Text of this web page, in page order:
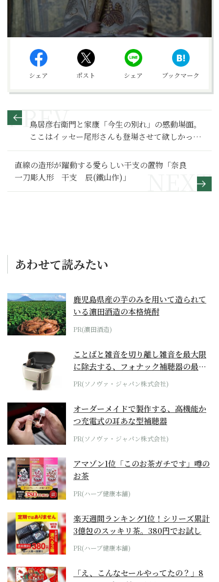
シェア ポスト シェア ブックマーク
鳥居彦右衛門と家康「今生の別れ」の感動場面｡
ここはイッセー尾形さんも登場させて欲しかった
【どうする家康 満喫リポート】41
直線の造形が躍動する愛らしい干支の置物「奈良
一刀彫人形 干支 辰(鐵山作)」
あわせて読みたい
鹿児島県産の芋のみを用いて造られて
いる濵田酒造の本格焼酎
PR(濵田酒造)
ことばと雑音を切り離し雑音を最大限
に除去する、フォナック補聴器の最上
位モデル
PR(ソノヴァ・ジャパン株式会社)
オーダーメイドで製作する、高機能か
つ充電式の耳あな型補聴器
PR(ソノヴァ・ジャパン株式会社)
アマゾン1位「このお茶ガチです」噂の
お茶
PR(ハーブ健康本舗)
楽天週間ランキング1位！シリーズ累計
3億包のスッキリ茶。380円でお試し
PR(ハーブ健康本舗)
「え、こんなセールやってたの？」8